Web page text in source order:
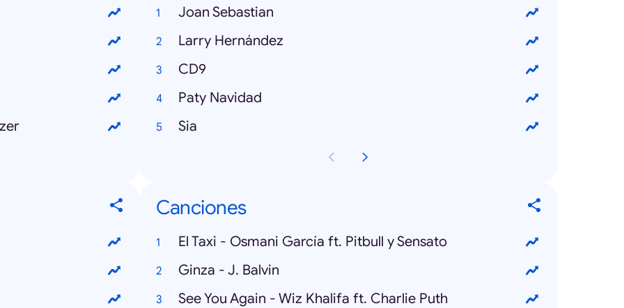
Joan Sebastian
Larry Hernández
CD9
Paty Navidad
Sia
Canciones
El Taxi - Osmani García ft. Pitbull y Sensato
Ginza - J. Balvin
See You Again - Wiz Khalifa ft. Charlie Puth